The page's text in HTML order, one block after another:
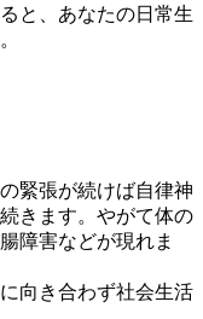
と、あなたの日常生
緊張が続けば自律神
きます。やがて体の
障害などが現れま
向き合わず社会生活